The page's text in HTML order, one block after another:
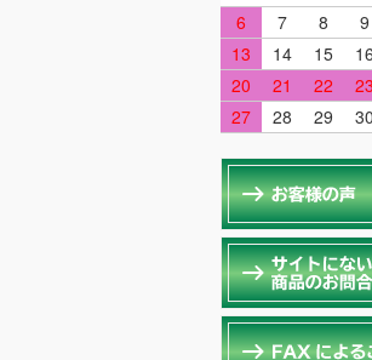
6
7 8 9
13
14 15 16
20
21 22 23
27
28 29 30